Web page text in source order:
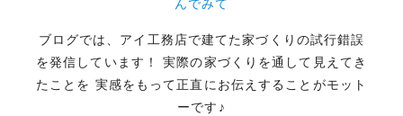
んでみて
ブログでは、アイ工務店で建てた家づくりの試行錯誤
を発信しています！ 実際の家づくりを通して見えてき
たことを 実感をもって正直にお伝えすることがモット
ーです♪